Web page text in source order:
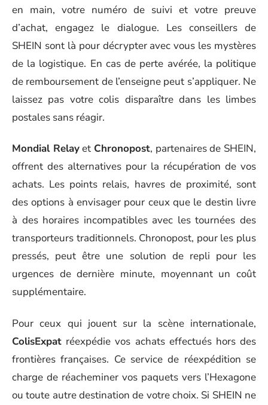
en main, votre numéro de suivi et votre preuve
d’achat, engagez le dialogue. Les conseillers de
SHEIN sont là pour décrypter avec vous les mystères
de la logistique. En cas de perte avérée, la politique
de remboursement de l’enseigne peut s’appliquer. Ne
laissez pas votre colis disparaître dans les limbes
postales sans réagir.
Mondial Relayet Chronopost, partenaires de SHEIN,
offrent des alternatives pour la récupération de vos
achats. Les points relais, havres de proximité, sont
des options à envisager pour ceux que le destin livre
à des horaires incompatibles avec les tournées des
transporteurs traditionnels. Chronopost, pour les plus
pressés, peut être une solution de repli pour les
urgences de dernière minute, moyennant un coût
supplémentaire.
Pour ceux qui jouent sur la scène internationale,
ColisExpat réexpédie vos achats effectués hors des
frontières françaises. Ce service de réexpédition se
charge de réacheminer vos paquets vers l’Hexagone
ou toute autre destination de votre choix. Si SHEIN ne